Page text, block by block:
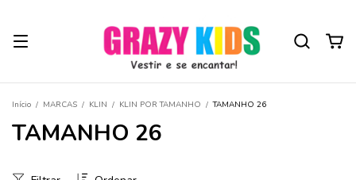
Início / MARCAS / KLIN / KLIN POR TAMANHO / TAMANHO 26
TAMANHO 26